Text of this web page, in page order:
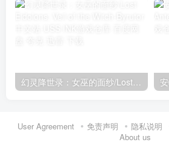
幻灵降世录：女巫的面纱/Lost Eidolons: Veil of the Witch
User Agreement 免责声明 隐私说明
About us